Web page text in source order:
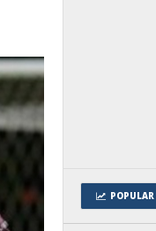
POPULAR